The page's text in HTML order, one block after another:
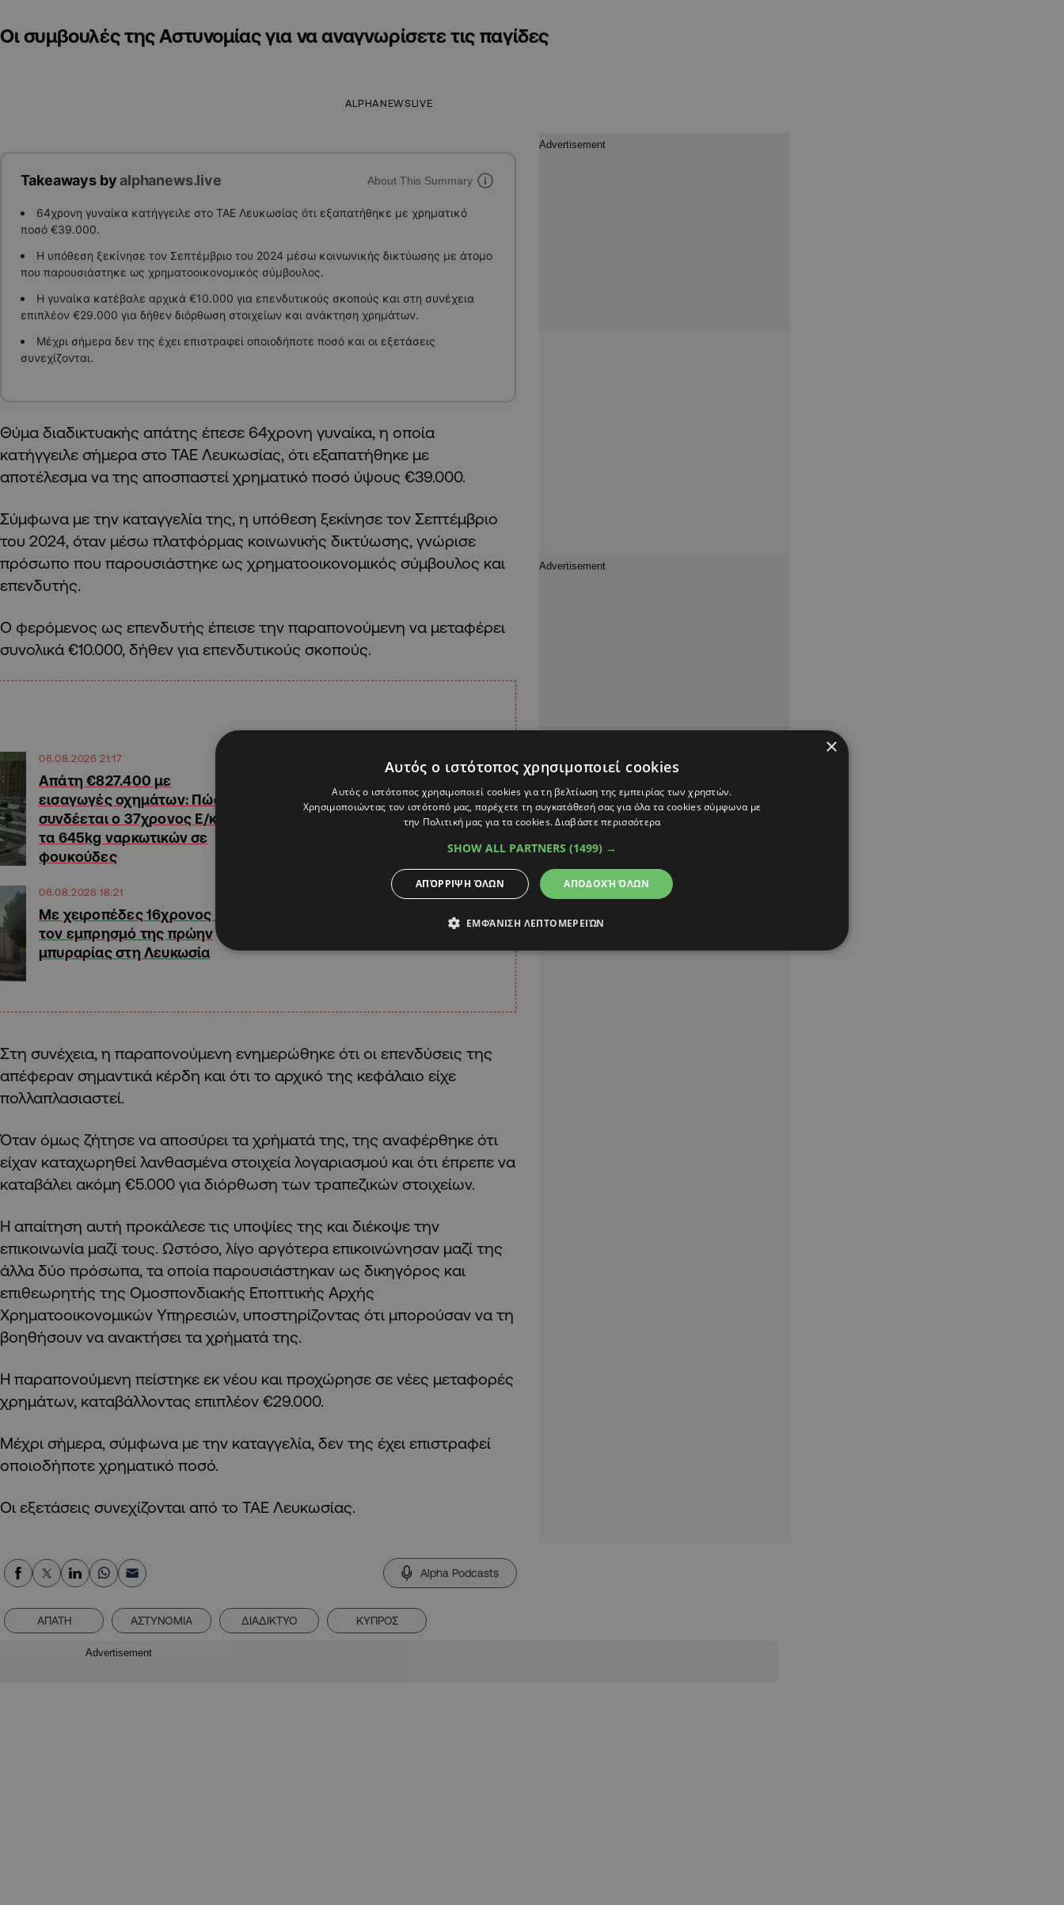
Οι συμβουλές της Αστυνομίας για να αναγνωρίσετε τις παγίδες
ALPHANEWSLIVE
Takeaways byalphanews.live About This Summary
64χρονη γυναίκα κατήγγειλε στο ΤΑΕ Λευκωσίας ότι εξαπατήθηκε με χρηματικό
ποσό €39.000.
Η υπόθεση ξεκίνησε τον Σεπτέμβριο του 2024 μέσω κοινωνικής δικτύωσης με άτομο
που παρουσιάστηκε ως χρηματοοικονομικός σύμβουλος.
Η γυναίκα κατέβαλε αρχικά €10.000 για επενδυτικούς σκοπούς και στη συνέχεια
επιπλέον €29.000 για δήθεν διόρθωση στοιχείων και ανάκτηση χρημάτων.
Μέχρι σήμερα δεν της έχει επιστραφεί οποιοδήποτε ποσό και οι εξετάσεις
συνεχίζονται.
Θύμα διαδικτυακής απάτης έπεσε 64χρονη γυναίκα, η οποία
κατήγγειλε σήμερα στο ΤΑΕ Λευκωσίας, ότι εξαπατήθηκε με
αποτέλεσμα να της αποσπαστεί χρηματικό ποσό ύψους €39.000.
Σύμφωνα με την καταγγελία της, η υπόθεση ξεκίνησε τον Σεπτέμβριο
του 2024, όταν μέσω πλατφόρμας κοινωνικής δικτύωσης, γνώρισε
πρόσωπο που παρουσιάστηκε ως χρηματοοικονομικός σύμβουλος και
επενδυτής.
Ο φερόμενος ως επενδυτής έπεισε την παραπονούμενη να μεταφέρει
συνολικά €10.000, δήθεν για επενδυτικούς σκοπούς.
06.08.2026 21:17
Απάτη €827.400 με
εισαγωγές οχημάτων: Πώς
συνδέεται ο 37χρονος Ε/κ με
τα 645kg ναρκωτικών σε
φουκούδες
06.08.2026 18:21
Με χειροπέδες 16χρονος για
τον εμπρησμό της πρώην
μπυραρίας στη Λευκωσία
Στη συνέχεια, η παραπονούμενη ενημερώθηκε ότι οι επενδύσεις της
απέφεραν σημαντικά κέρδη και ότι το αρχικό της κεφάλαιο είχε
πολλαπλασιαστεί.
Όταν όμως ζήτησε να αποσύρει τα χρήματά της, της αναφέρθηκε ότι
είχαν καταχωρηθεί λανθασμένα στοιχεία λογαριασμού και ότι έπρεπε να
καταβάλει ακόμη €5.000 για διόρθωση των τραπεζικών στοιχείων.
Η απαίτηση αυτή προκάλεσε τις υποψίες της και διέκοψε την
επικοινωνία μαζί τους. Ωστόσο, λίγο αργότερα επικοινώνησαν μαζί της
άλλα δύο πρόσωπα, τα οποία παρουσιάστηκαν ως δικηγόρος και
επιθεωρητής της Ομοσπονδιακής Εποπτικής Αρχής
Χρηματοοικονομικών Υπηρεσιών, υποστηρίζοντας ότι μπορούσαν να τη
βοηθήσουν να ανακτήσει τα χρήματά της.
Η παραπονούμενη πείστηκε εκ νέου και προχώρησε σε νέες μεταφορές
χρημάτων, καταβάλλοντας επιπλέον €29.000.
Μέχρι σήμερα, σύμφωνα με την καταγγελία, δεν της έχει επιστραφεί
οποιοδήποτε χρηματικό ποσό.
Οι εξετάσεις συνεχίζονται από το ΤΑΕ Λευκωσίας.
Alpha Podcasts
ΑΠΑΤΗ ΑΣΤΥΝΟΜΙΑ ΔΙΑΔΙΚΤΥΟ ΚΥΠΡΟΣ
Advertisement
×
Αυτός ο ιστότοπος χρησιμοποιεί cookies
Αυτός ο ιστότοπος χρησιμοποιεί cookies για τη βελτίωση της εμπειρίας των χρηστών.
Χρησιμοποιώντας τον ιστότοπό μας, παρέχετε τη συγκατάθεσή σας για όλα τα cookies σύμφωνα με
την Πολιτική μας για τα cookies.Διαβάστε περισσότερα
SHOW ALL PARTNERS (1499) →
ΑΠΟΔΟΧΉ ΌΛΩΝ
ΑΠΌΡΡΙΨΗ ΌΛΩΝ
ΕΜΦΆΝΙΣΗ ΛΕΠΤΟΜΕΡΕΙΏΝ